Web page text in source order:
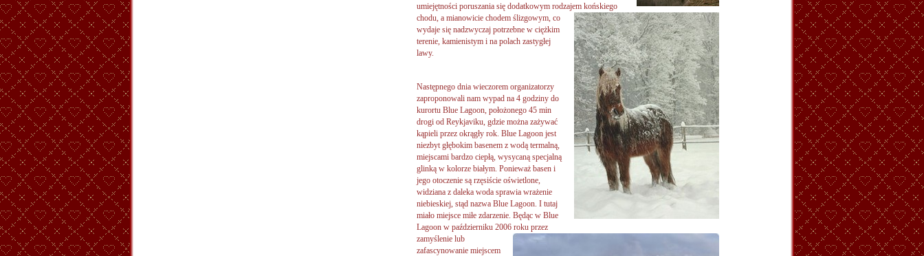
umiejętności poruszania się dodatkowym rodzajem końskiego
chodu, a mianowicie chodem ślizgowym, co
wydaje się nadzwyczaj potrzebne w ciężkim
terenie, kamienistym i na polach zastygłej
lawy.
Następnego dnia wieczorem organizatorzy
zaproponowali nam wypad na 4 godziny do
kurortu Blue Lagoon, położonego 45 min
drogi od Reykjaviku, gdzie można zażywać
kąpieli przez okrągły rok. Blue Lagoon jest
niezbyt głębokim basenem z wodą termalną,
miejscami bardzo ciepłą, wysycaną specjalną
glinką w kolorze białym. Ponieważ basen i
jego otoczenie są rzęsiście oświetlone,
widziana z daleka woda sprawia wrażenie
niebieskiej, stąd nazwa Blue Lagoon. I tutaj
miało miejsce miłe zdarzenie. Będąc w Blue
Lagoon w październiku 2006 roku przez
zamyślenie lub
zafascynowanie miejscem